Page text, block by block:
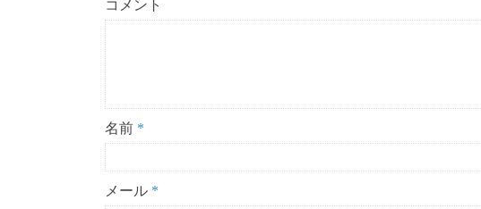
コメント
名前 *
メール *